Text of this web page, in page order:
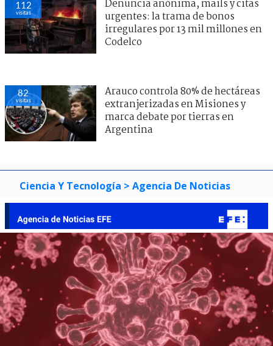
112
visitas
Denuncia anónima, mails y citas
urgentes: la trama de bonos
irregulares por 13 mil millones en
Codelco
82
visitas
Arauco controla 80% de hectáreas
extranjerizadas en Misiones y
marca debate por tierras en
Argentina
Ciencia Y Tecnología > Agencia De Noticias